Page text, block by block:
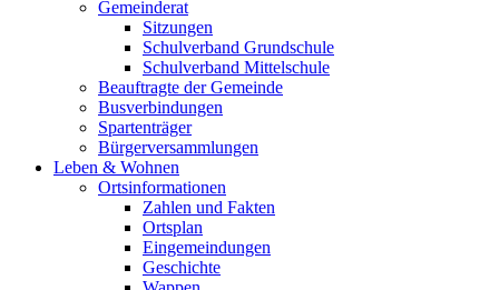
Gemeinderat
Sitzungen
Schulverband Grundschule
Schulverband Mittelschule
Beauftragte der Gemeinde
Busverbindungen
Spartenträger
Bürgerversammlungen
Leben & Wohnen
Ortsinformationen
Zahlen und Fakten
Ortsplan
Eingemeindungen
Geschichte